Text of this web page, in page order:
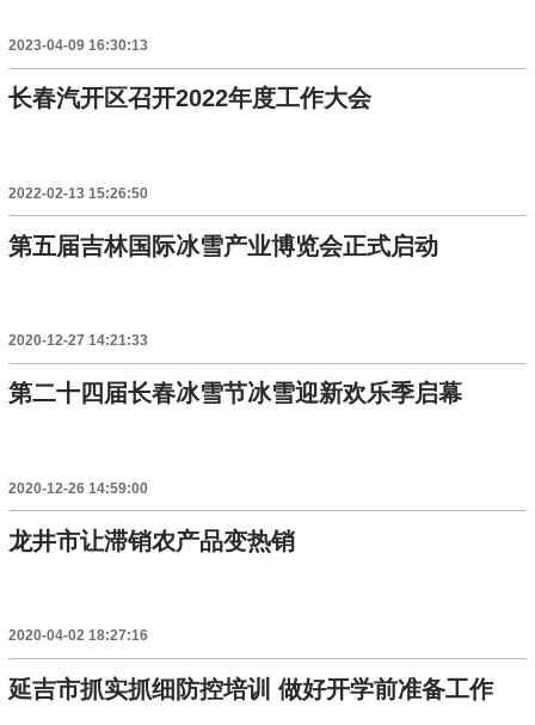
2023-04-09 16:30:13
长春汽开区召开2022年度工作大会
2022-02-13 15:26:50
第五届吉林国际冰雪产业博览会正式启动
2020-12-27 14:21:33
第二十四届长春冰雪节冰雪迎新欢乐季启幕
2020-12-26 14:59:00
龙井市让滞销农产品变热销
2020-04-02 18:27:16
延吉市抓实抓细防控培训 做好开学前准备工作